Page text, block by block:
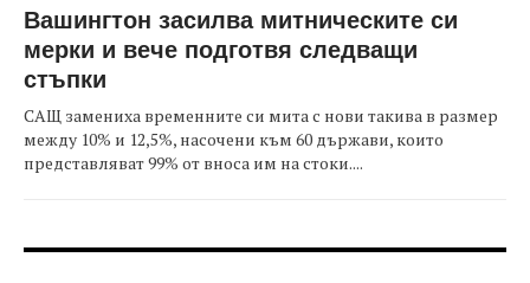
Вашингтон засилва митническите си
мерки и вече подготвя следващи
стъпки
САЩ замениха временните си мита с нови такива в размер
между 10% и 12,5%, насочени към 60 държави, които
представляват 99% от вноса им на стоки....